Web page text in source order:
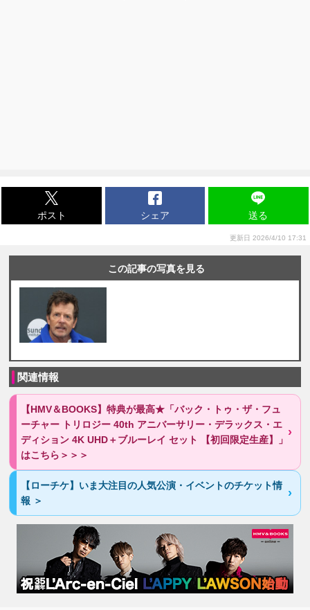
ポスト シェア 送る
更新日 2026/4/10 17:31
この記事の写真を見る
関連情報
【HMV＆BOOKS】特典が最高★「バック・トゥ・ザ・フュ
ーチャー トリロジー 40th アニバーサリー・デラックス・エ
ディション 4K UHD＋ブルーレイ セット 【初回限定生産】」
はこちら＞＞＞
【ローチケ】いま大注目の人気公演・イベントのチケット情
報 ＞